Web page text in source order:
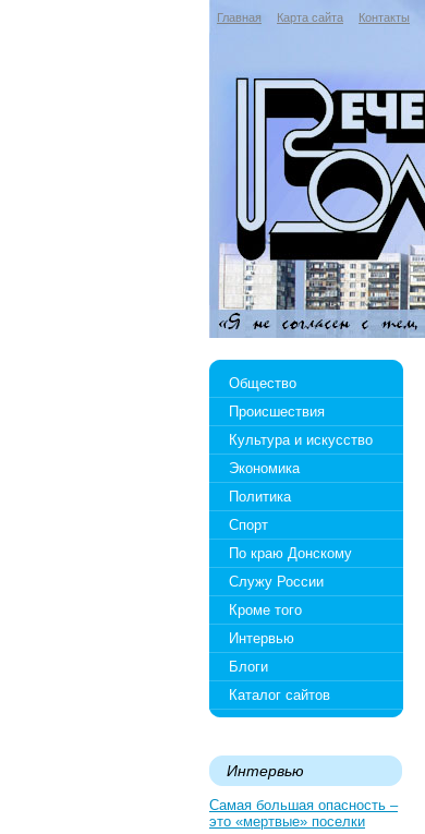
Главная Карта сайта Контакты
Общество
Происшествия
Культура и искусство
Экономика
Политика
Спорт
По краю Донскому
Служу России
Кроме того
Интервью
Блоги
Каталог сайтов
Интервью
Самая большая опасность –
это «мертвые» поселки